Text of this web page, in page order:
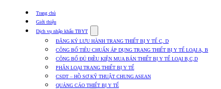
Trang chủ
Giới thiệu
Dịch vụ nhập khẩu TBYT
submenu
for
Dịch
vụ
nhập
khẩu
TBYT
ĐĂNG KÝ LƯU HÀNH TRANG THIẾT BỊ Y TẾ C, D
CÔNG BỐ TIÊU CHUẨN ÁP DỤNG TRANG THIẾT BỊ Y TẾ LOẠI A, B
CÔNG BỐ ĐỦ ĐIỀU KIỆN MUA BÁN THIẾT BỊ Y TẾ LOẠI B,C,D
PHÂN LOẠI TRANG THIẾT BỊ Y TẾ
CSDT – HỒ SƠ KỸ THUẬT CHUNG ASEAN
QUẢNG CÁO THIẾT BỊ Y TẾ